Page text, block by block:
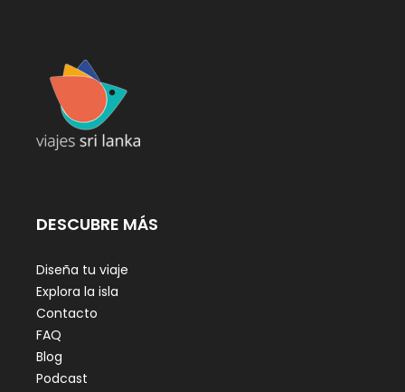
DESCUBRE MÁS
Diseña tu viaje
Explora la isla
Contacto
FAQ
Blog
Podcast